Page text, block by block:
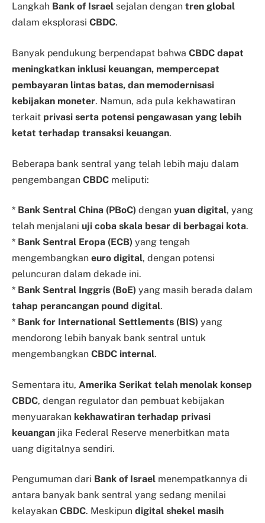
Langkah Bank of Israel sejalan dengan tren global
dalam eksplorasi CBDC.
Banyak pendukung berpendapat bahwa CBDC dapat
meningkatkan inklusi keuangan, mempercepat
pembayaran lintas batas, dan memodernisasi
kebijakan moneter. Namun, ada pula kekhawatiran
terkait privasi serta potensi pengawasan yang lebih
ketat terhadap transaksi keuangan.
Beberapa bank sentral yang telah lebih maju dalam
pengembangan CBDC meliputi:
* Bank Sentral China (PBoC) dengan yuan digital, yang
telah menjalani uji coba skala besar di berbagai kota.
* Bank Sentral Eropa (ECB) yang tengah
mengembangkan euro digital, dengan potensi
peluncuran dalam dekade ini.
* Bank Sentral Inggris (BoE) yang masih berada dalam
tahap perancangan pound digital.
* Bank for International Settlements (BIS) yang
mendorong lebih banyak bank sentral untuk
mengembangkan CBDC internal.
Sementara itu, Amerika Serikat telah menolak konsep
CBDC, dengan regulator dan pembuat kebijakan
menyuarakan kekhawatiran terhadap privasi
keuangan jika Federal Reserve menerbitkan mata
uang digitalnya sendiri.
Pengumuman dari Bank of Israel menempatkannya di
antara banyak bank sentral yang sedang menilai
kelayakan CBDC. Meskipun digital shekel masih